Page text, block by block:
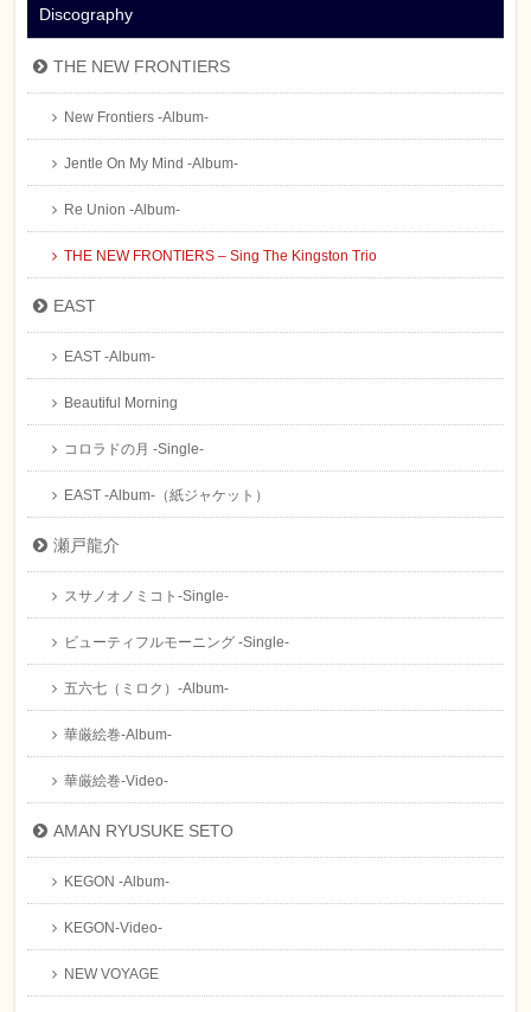
Discography
THE NEW FRONTIERS
New Frontiers -Album-
Jentle On My Mind -Album-
Re Union -Album-
THE NEW FRONTIERS – Sing The Kingston Trio
EAST
EAST -Album-
Beautiful Morning
コロラドの月 -Single-
EAST -Album-（紙ジャケット）
瀬戸龍介
スサノオノミコト-Single-
ビューティフルモーニング -Single-
五六七（ミロク）-Album-
華厳絵巻-Album-
華厳絵巻-Video-
AMAN RYUSUKE SETO
KEGON -Album-
KEGON-Video-
NEW VOYAGE